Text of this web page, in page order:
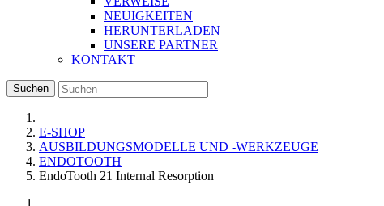
NEUIGKEITEN
HERUNTERLADEN
UNSERE PARTNER
KONTAKT
Suchen
E-SHOP
AUSBILDUNGSMODELLE UND -WERKZEUGE
ENDOTOOTH
EndoTooth 21 Internal Resorption